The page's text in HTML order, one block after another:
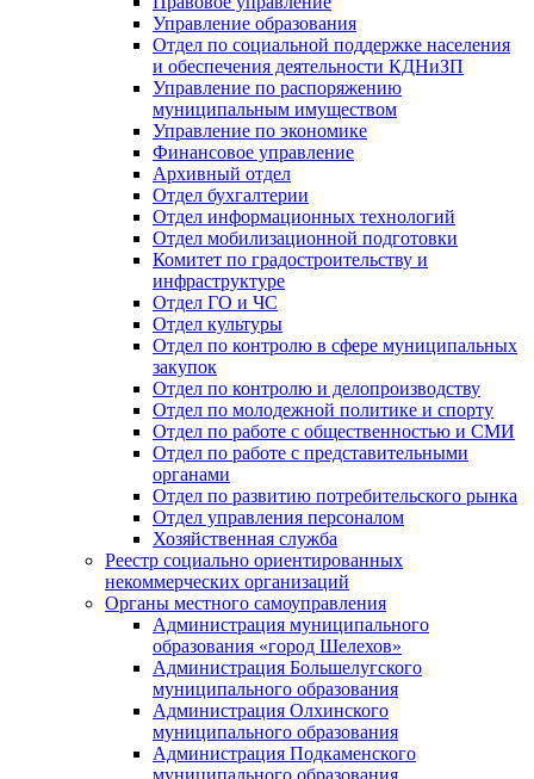
Управление образования
Отдел по социальной поддержке населения
и обеспечения деятельности КДНиЗП
Управление по распоряжению
муниципальным имуществом
Управление по экономике
Финансовое управление
Архивный отдел
Отдел бухгалтерии
Отдел информационных технологий
Отдел мобилизационной подготовки
Комитет по градостроительству и
инфраструктуре
Отдел ГО и ЧС
Отдел культуры
Отдел по контролю в сфере муниципальных
закупок
Отдел по контролю и делопроизводству
Отдел по молодежной политике и спорту
Отдел по работе с общественностью и СМИ
Отдел по работе с представительными
органами
Отдел по развитию потребительского рынка
Отдел управления персоналом
Хозяйственная служба
Реестр социально ориентированных
некоммерческих организаций
Органы местного самоуправления
Администрация муниципального
образования «город Шелехов»
Администрация Большелугского
муниципального образования
Администрация Олхинского
муниципального образования
Администрация Подкаменского
муниципального образования